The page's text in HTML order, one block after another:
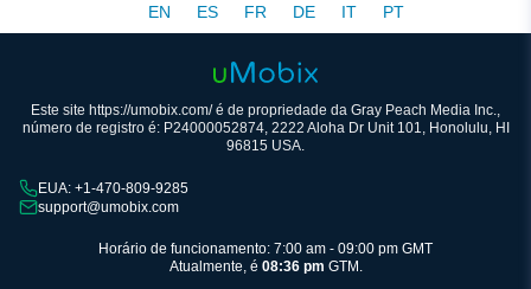
EN
ES FR DE IT PT
Este site https://umobix.com/ é de propriedade da Gray Peach Media Inc.,
número de registro é: P24000052874, 2222 Aloha Dr Unit 101, Honolulu, HI
96815 USA.
EUA: +1-470-809-9285
support@umobix.com
Horário de funcionamento: 7:00 am - 09:00 pm GMT
Atualmente, é 08:36 pm GTM.